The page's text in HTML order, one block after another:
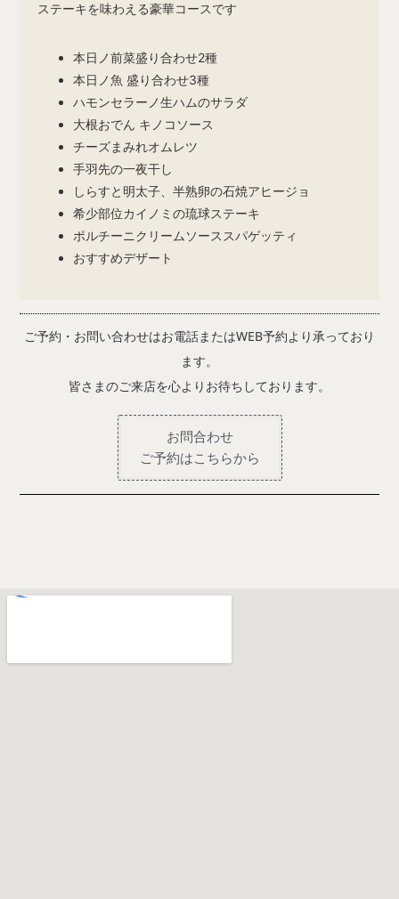
ステーキを味わえる豪華コースです
本日ノ前菜盛り合わせ2種
本日ノ魚 盛り合わせ3種
ハモンセラーノ生ハムのサラダ
大根おでん キノコソース
チーズまみれオムレツ
手羽先の一夜干し
しらすと明太子、半熟卵の石焼アヒージョ
希少部位カイノミの琉球ステーキ
ポルチーニクリームソーススパゲッティ
おすすめデザート
ご予約・お問い合わせはお電話またはWEB予約より承っており
ます。
皆さまのご来店を心よりお待ちしております。
お問合わせ
ご予約はこちらから